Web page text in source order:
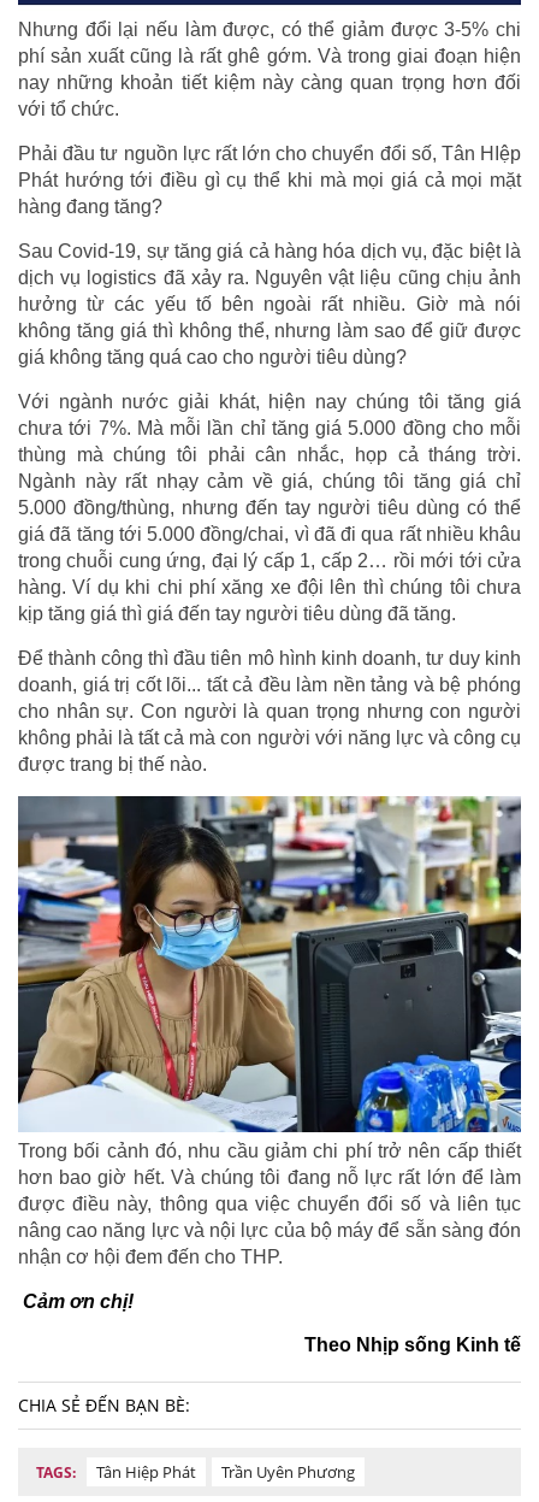
Nhưng đổi lại nếu làm được, có thể giảm được 3-5% chi
phí sản xuất cũng là rất ghê gớm. Và trong giai đoạn hiện
nay những khoản tiết kiệm này càng quan trọng hơn đối
với tổ chức.
Phải đầu tư nguồn lực rất lớn cho chuyển đổi số, Tân HIệp
Phát hướng tới điều gì cụ thể khi mà mọi giá cả mọi mặt
hàng đang tăng?
Sau Covid-19, sự tăng giá cả hàng hóa dịch vụ, đặc biệt là
dịch vụ logistics đã xảy ra. Nguyên vật liệu cũng chịu ảnh
hưởng từ các yếu tố bên ngoài rất nhiều. Giờ mà nói
không tăng giá thì không thể, nhưng làm sao để giữ được
giá không tăng quá cao cho người tiêu dùng?
Với ngành nước giải khát, hiện nay chúng tôi tăng giá
chưa tới 7%. Mà mỗi lần chỉ tăng giá 5.000 đồng cho mỗi
thùng mà chúng tôi phải cân nhắc, họp cả tháng trời.
Ngành này rất nhạy cảm về giá, chúng tôi tăng giá chỉ
5.000 đồng/thùng, nhưng đến tay người tiêu dùng có thể
giá đã tăng tới 5.000 đồng/chai, vì đã đi qua rất nhiều khâu
trong chuỗi cung ứng, đại lý cấp 1, cấp 2… rồi mới tới cửa
hàng. Ví dụ khi chi phí xăng xe đội lên thì chúng tôi chưa
kịp tăng giá thì giá đến tay người tiêu dùng đã tăng.
Để thành công thì đầu tiên mô hình kinh doanh, tư duy kinh
doanh, giá trị cốt lõi... tất cả đều làm nền tảng và bệ phóng
cho nhân sự. Con người là quan trọng nhưng con người
không phải là tất cả mà con người với năng lực và công cụ
được trang bị thế nào.
Trong bối cảnh đó, nhu cầu giảm chi phí trở nên cấp thiết
hơn bao giờ hết. Và chúng tôi đang nỗ lực rất lớn để làm
được điều này, thông qua việc chuyển đổi số và liên tục
nâng cao năng lực và nội lực của bộ máy để sẵn sàng đón
nhận cơ hội đem đến cho THP.
Cảm ơn chị!
Theo Nhịp sống Kinh tế
CHIA SẺ ĐẾN BẠN BÈ:
TAGS: Tân Hiệp Phát Trần Uyên Phương